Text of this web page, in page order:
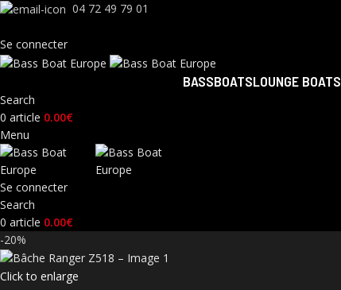
04 72 49 79 01
Se connecter
BASSBOATSLOUNGE BOATS
Search
0 article 0.00€
Menu
Se connecter
Search
0 article 0.00€
-20%
Click to enlarge